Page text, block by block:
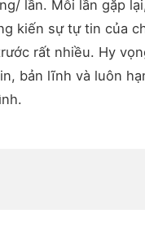
lần. Mỗi lần gặp
kiến sự tự tin của
rất nhiều. Hy
bản lĩnh và luôn